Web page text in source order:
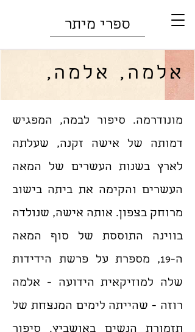
ספרי מיתר
אלמה, אלמה,
מונודרמה. סיפור לבמה, המפגיש
דמותה של אישה זקנה, שעלתה
לארץ בשנות העשרים של המאה
העשרים והקימה את ביתה בישוב
מרוחק בצפון. אותה אישה, שנולדה
בווינה התוססת של סוף המאה
ה-19, מספרת על פרשת הידידות
שלה למוזיקאית הידועה - אלמה
רוזה - שהייתה לימים המנצחת של